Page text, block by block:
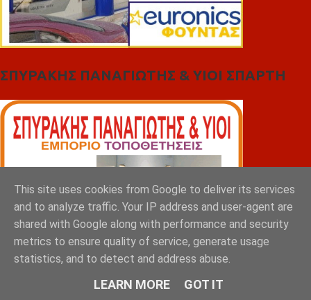
ΣΠΥΡΑΚΗΣ ΠΑΝΑΓΙΩΤΗΣ & YIOI ΣΠΑΡΤΗ
This site uses cookies from Google to deliver its services
and to analyze traffic. Your IP address and user-agent are
shared with Google along with performance and security
metrics to ensure quality of service, generate usage
statistics, and to detect and address abuse.
LEARN MORE GOT IT